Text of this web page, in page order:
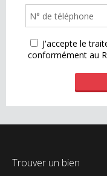
J'accepte le
conformément au
Trouver un bien